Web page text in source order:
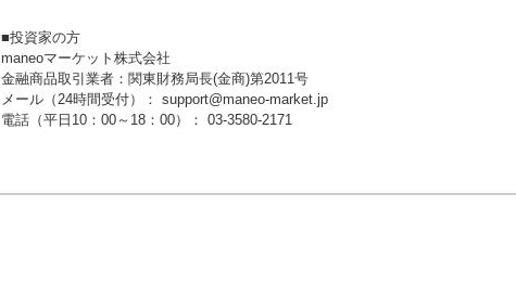
■投資家の方
maneoマーケット株式会社
金融商品取引業者：関東財務局長(金商)第2011号
メール（24時間受付）： support@maneo-market.jp
電話（平日10：00～18：00）： 03-3580-2171